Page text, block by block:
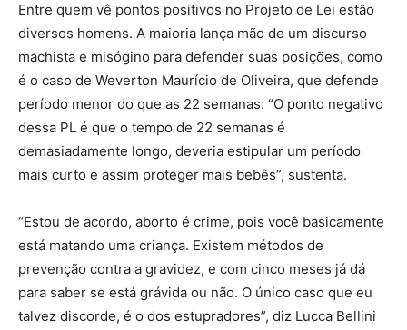
Entre quem vê pontos positivos no Projeto de Lei estão
diversos homens. A maioria lança mão de um discurso
machista e misógino para defender suas posições, como
é o caso de Weverton Maurício de Oliveira, que defende
período menor do que as 22 semanas: “O ponto negativo
dessa PL é que o tempo de 22 semanas é
demasiadamente longo, deveria estipular um período
mais curto e assim proteger mais bebês”, sustenta.
“Estou de acordo, aborto é crime, pois você basicamente
está matando uma criança. Existem métodos de
prevenção contra a gravidez, e com cinco meses já dá
para saber se está grávida ou não. O único caso que eu
talvez discorde, é o dos estupradores”, diz Lucca Bellini